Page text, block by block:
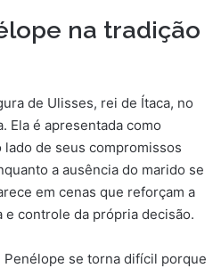
na tradição
de Ulisses, rei de Ítaca, no
Ela é apresentada como
de seus compromissos
a ausência do marido se
em cenas que reforçam a
e controle da própria decisão.
Penélope se torna difícil porque